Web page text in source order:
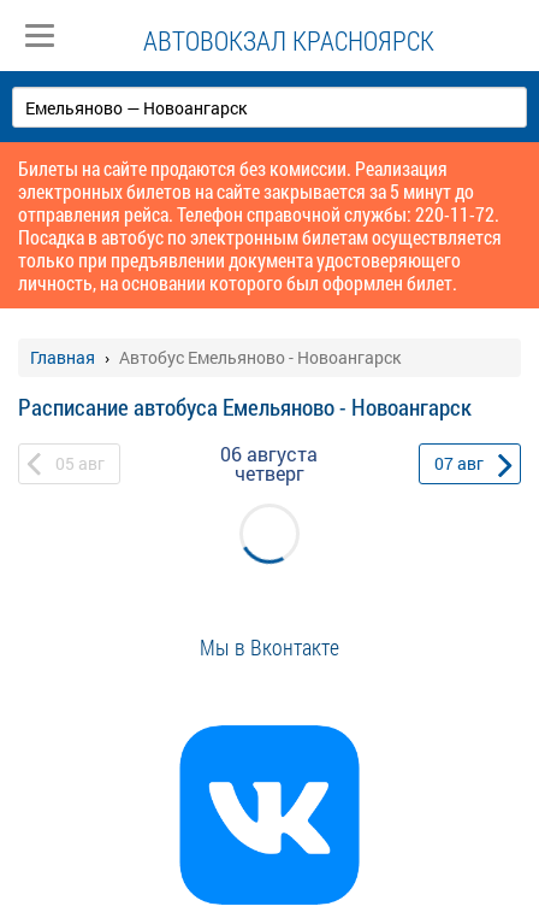
АВТОВОКЗАЛ КРАСНОЯРСК
Билеты на сайте продаются без комиссии. Реализация
электронных билетов на сайте закрывается за 5 минут до
отправления рейса. Телефон справочной службы: 220-11-72.
Посадка в автобус по электронным билетам осуществляется
только при предъявлении документа удостоверяющего
личность, на основании которого был оформлен билет.
Главная Автобус Емельяново - Новоангарск
Расписание автобуса Емельяново - Новоангарск
05 авг 06 августа
четверг 07авг
Мы в Вконтакте